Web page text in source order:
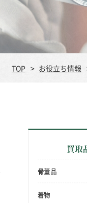
TOP お役立ち情報
買取
骨董品
着物